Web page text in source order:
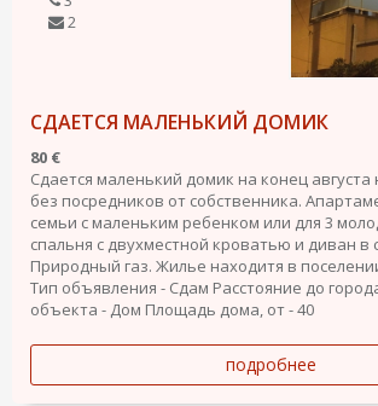
2
СДАЕТСЯ МАЛЕНЬКИЙ ДОМИК
80 €
Сдается маленький домик на конец августа
без посредников от собственника.
семьи с маленьким ребенком или для 3
спальня с двухместной кроватью и диван в
Природный газ. Жилье находитя в
Тип объявления - Сдам Расстояние до
объекта - Дом Площадь дома, от - 40
подробнее